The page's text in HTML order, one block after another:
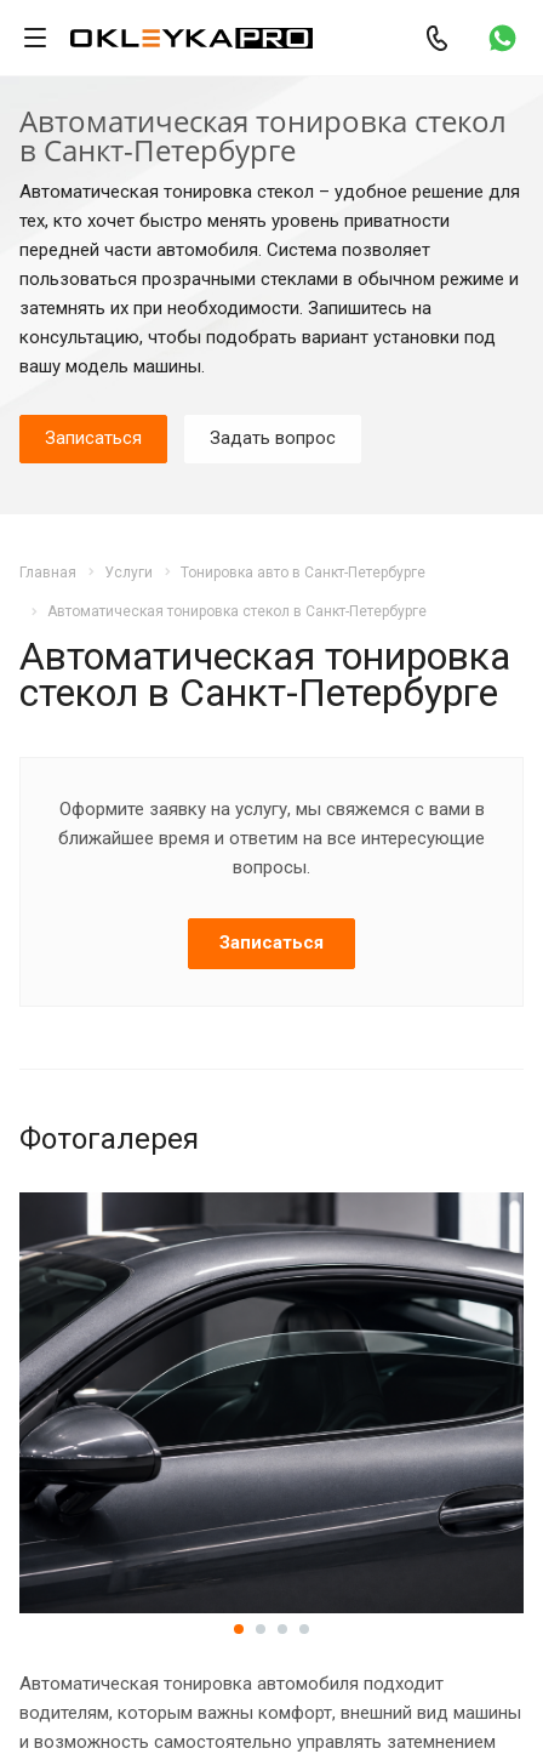
Автоматическая тонировка стекол
в Санкт-Петербурге
Автоматическая тонировка стекол – удобное решение для
тех, кто хочет быстро менять уровень приватности
передней части автомобиля. Система позволяет
пользоваться прозрачными стеклами в обычном режиме и
затемнять их при необходимости. Запишитесь на
консультацию, чтобы подобрать вариант установки под
вашу модель машины.
Записаться Задать вопрос
Главная Услуги Тонировка авто в Санкт-Петербурге
Автоматическая тонировка стекол в Санкт-Петербурге
Автоматическая тонировка
стекол в Санкт-Петербурге
Оформите заявку на услугу, мы свяжемся с вами в
ближайшее время и ответим на все интересующие
вопросы.
Записаться
Фотогалерея
Автоматическая тонировка автомобиля подходит
водителям, которым важны комфорт, внешний вид машины
и возможность самостоятельно управлять затемнением